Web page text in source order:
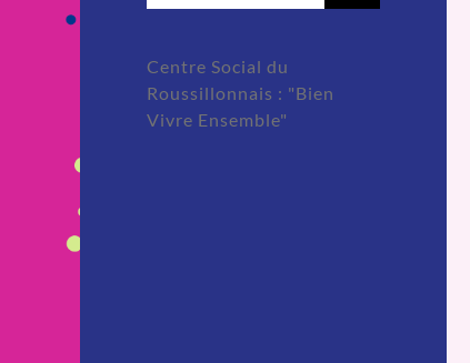
Centre Social du
Roussillonnais : "Bien
Vivre Ensemble"